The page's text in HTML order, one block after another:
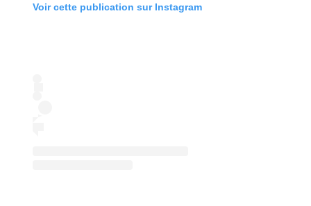
Voir cette publication sur Instagram